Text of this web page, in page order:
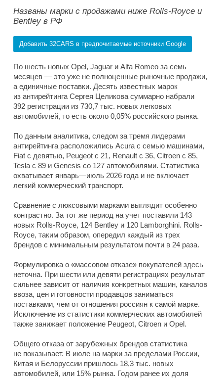
Названы марки с продажами ниже Rolls-Royce и
Bentley в РФ
Добавить 32CARS в предпочитаемые источники Google
По шесть новых Opel, Jaguar и Alfa Romeo за семь
месяцев — это уже не полноценные рыночные продажи,
а единичные поставки. Десять известных марок
из антирейтинга Сергея Целикова суммарно набрали
392 регистрации из 730,7 тыс. новых легковых
автомобилей, то есть около 0,05% российского рынка.
По данным аналитика, следом за тремя лидерами
антирейтинга расположились Acura с семью машинами,
Fiat с девятью, Peugeot с 21, Renault с 36, Citroen с 85,
Tesla с 89 и Genesis со 127 автомобилями. Статистика
охватывает январь—июль 2026 года и не включает
легкий коммерческий транспорт.
Сравнение с люксовыми марками выглядит особенно
контрастно. За тот же период на учет поставили 143
новых Rolls-Royce, 124 Bentley и 120 Lamborghini. Rolls-
Royce, таким образом, опередил каждый из трех
брендов с минимальным результатом почти в 24 раза.
Формулировка о «массовом отказе» покупателей здесь
неточна. При шести или девяти регистрациях результат
сильнее зависит от наличия конкретных машин, каналов
ввоза, цен и готовности продавцов заниматься
поставками, чем от отношения россиян к самой марке.
Исключение из статистики коммерческих автомобилей
также занижает положение Peugeot, Citroen и Opel.
Общего отказа от зарубежных брендов статистика
не показывает. В июле на марки за пределами России,
Китая и Белоруссии пришлось 18,3 тыс. новых
автомобилей, или 15% рынка. Годом ранее их доля